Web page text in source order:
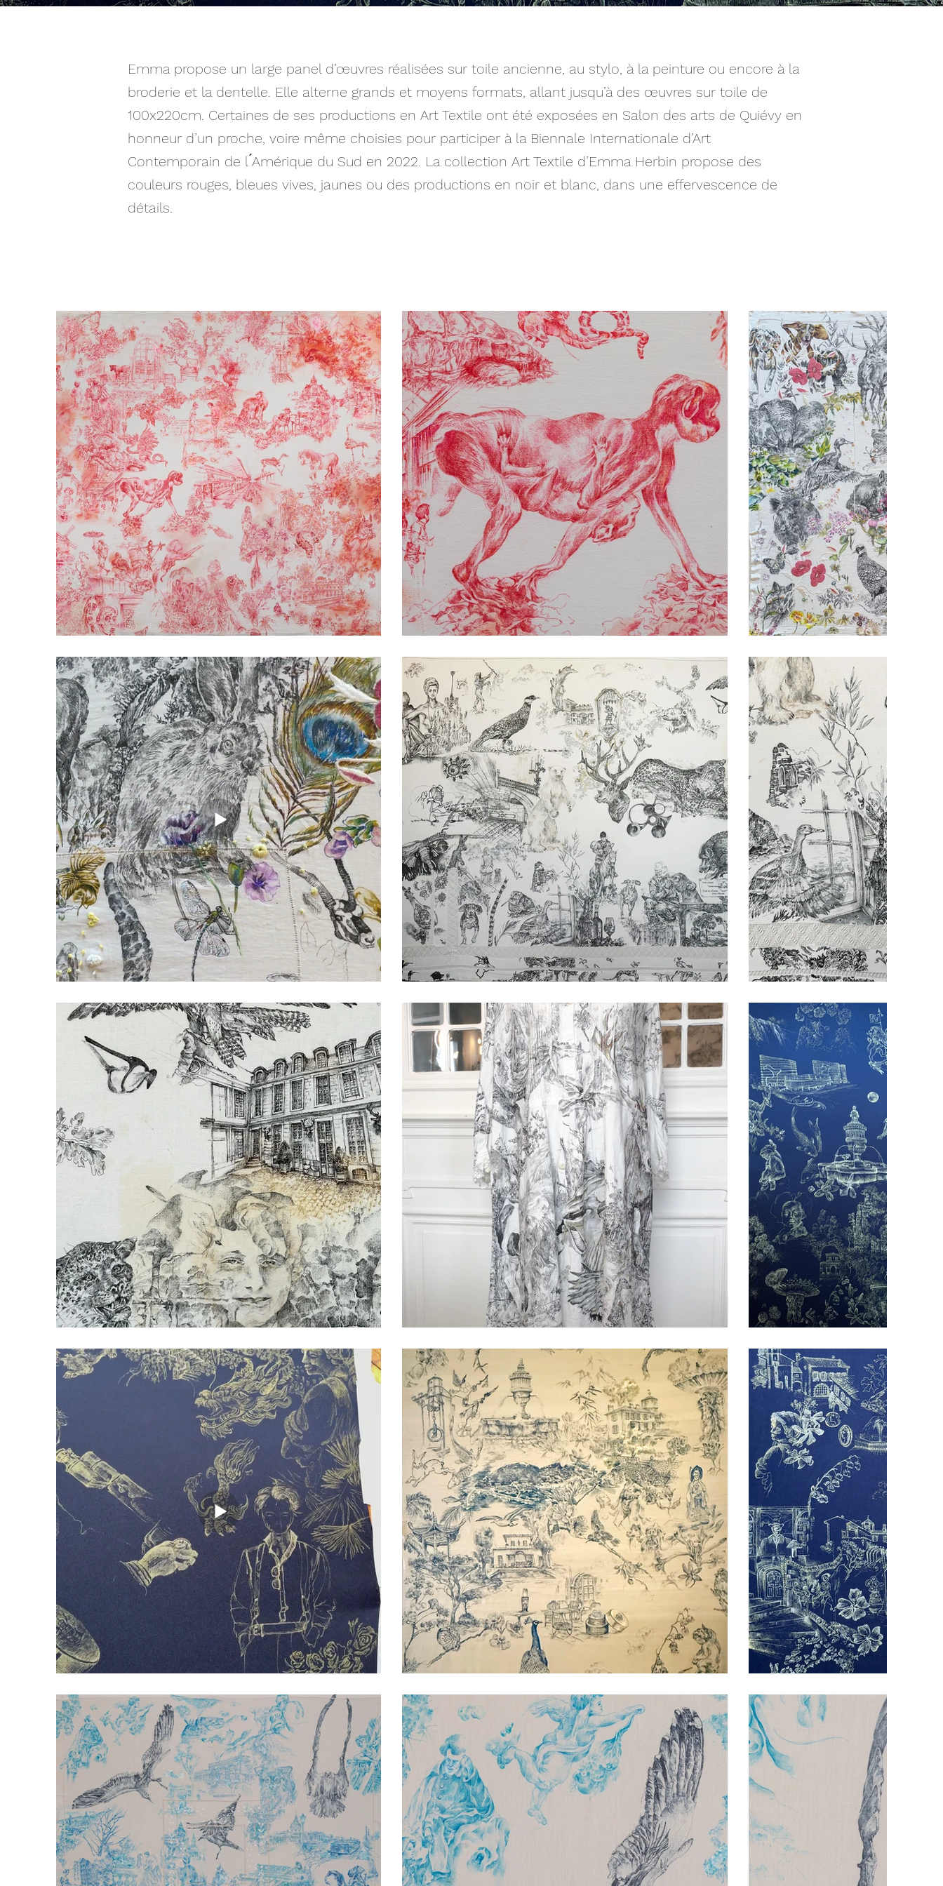
Emma propose un large panel d’œuvres réalisées sur toile ancienne, au stylo, à la peinture ou encore à la
broderie et la dentelle. Elle alterne grands et moyens formats, allant jusqu’à des œuvres sur toile de
100x220cm. Certaines de ses productions en Art Textile ont été exposées en Salon des arts de Quiévy en
honneur d’un proche, voire même choisies pour participer à la Biennale Internationale d’Art
Contemporain de l ́Amérique du Sud en 2022. La collection Art Textile d’Emma Herbin propose des
couleurs rouges, bleues vives, jaunes ou des productions en noir et blanc, dans une effervescence de
détails.